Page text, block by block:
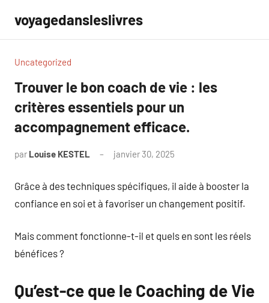
contenu
voyagedansleslivres
Uncategorized
Trouver le bon coach de vie : les
critères essentiels pour un
accompagnement efficace.
par Louise KESTEL janvier 30, 2025
Grâce à des techniques spécifiques, il aide à booster la
confiance en soi et à favoriser un changement positif.
Mais comment fonctionne-t-il et quels en sont les réels
bénéfices ?
Qu’est-ce que le Coaching de Vie